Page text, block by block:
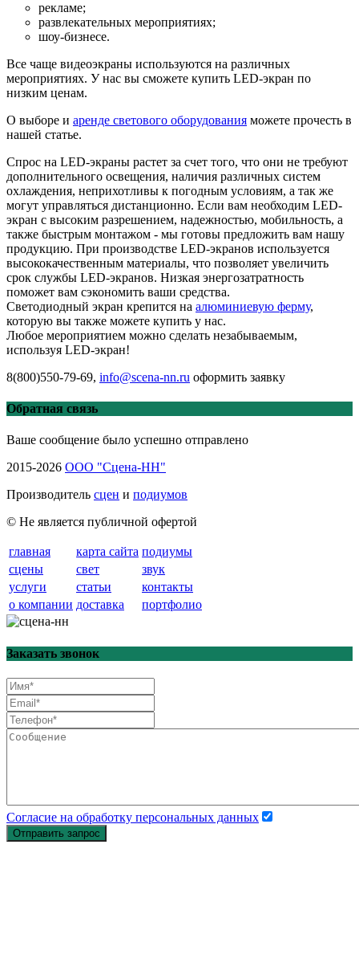
рекламе;
развлекательных мероприятиях;
шоу-бизнесе.
Все чаще видеоэкраны используются на различных
мероприятиях. У нас вы сможете купить LED-экран по
низким ценам.
О выборе и аренде светового оборудования можете прочесть в
нашей статье.
Спрос на LED-экраны растет за счет того, что они не требуют
дополнительного освещения, наличия различных систем
охлаждения, неприхотливы к погодным условиям, а так же
могут управляться дистанционно. Если вам необходим LED-
экран с высоким разрешением, надежностью, мобильность, а
также быстрым монтажом - мы готовы предложить вам нашу
продукцию. При производстве LED-экранов используется
высококачественным материалы, что позволяет увеличить
срок службы LED-экранов. Низкая энергозатратность
поможет вам сэкономить ваши средства.
Светодиодный экран крепится на алюминиевую ферму,
которую вы также можете купить у нас.
Любое мероприятием можно сделать незабываемым,
используя LED-экран!
8(800)550-79-69, info@scena-nn.ru оформить заявку
Обратная связь
Ваше сообщение было успешно отправлено
2015-2026 ООО "Сцена-НН"
Производитель сцен и подиумов
© Не является публичной офертой
главная карта сайта подиумы
сцены
свет
звук
услуги
статьи
контакты
о компании доставка портфолио
Заказать звонок
Согласие на обработку персональных данных
Отправить запрос